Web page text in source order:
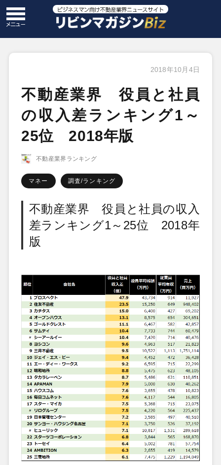
2018年10月4日
不動産業界 役員と社員
の収入差ランキング1～
25位 2018年版
不動産業界ランキング
マネー 調査/ランキング
不動産業界 役員と社員の収入
差ランキング1～25位 2018年
版